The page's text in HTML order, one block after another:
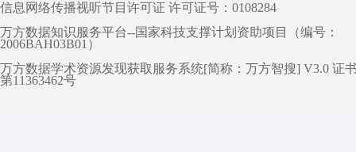
信息网络传播视听节目许可证 许可证号：0108284
万方数据知识服务平台--国家科技支撑计划资助项目（编号：
2006BAH03B01）
万方数据学术资源发现获取服务系统[简称：万方智搜] V3.0 证
第11363462号